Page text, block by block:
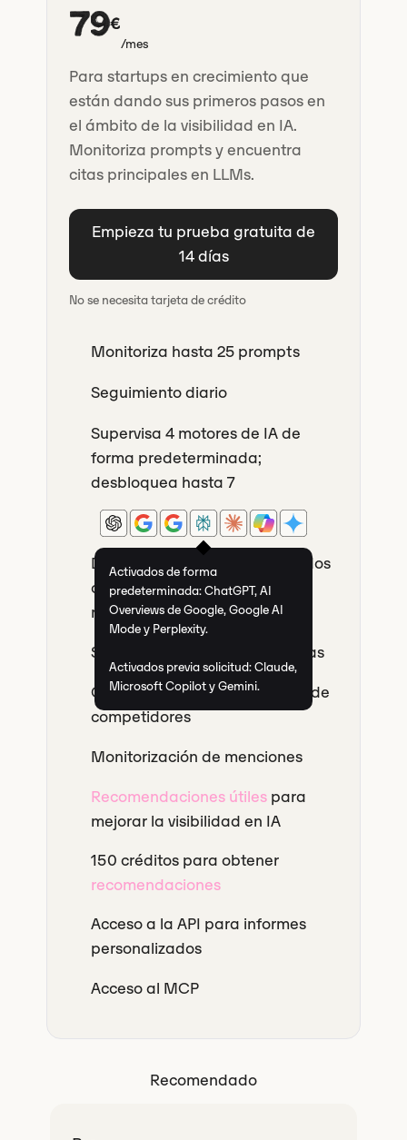
79€
/mes
Para startups en crecimiento que
están dando sus primeros pasos en
el ámbito de la visibilidad en IA.
Monitoriza prompts y encuentra
citas principales en LLMs.
Empieza tu prueba gratuita de
14 días
No se necesita tarjeta de crédito
Monitoriza hasta 25 prompts
Seguimiento diario
Supervisa 4 motores de IA de
forma predeterminada;
desbloquea hasta 7
Activados de forma
predeterminada: ChatGPT, AI
Overviews de Google, Google AI
Mode y Perplexity.
Activados previa solicitud: Claude,
Microsoft Copilot y Gemini.
Descubre los temas relacionados
con la IA más buscados en
relación con tu marca
Sin límite de países y de idiomas
Comparar la visibilidad con la de
competidores
Monitorización de menciones
Recomendaciones útiles para
mejorar la visibilidad en IA
150 créditos para obtener
recomendaciones
Acceso a la API para informes
personalizados
Acceso al MCP
Recomendado